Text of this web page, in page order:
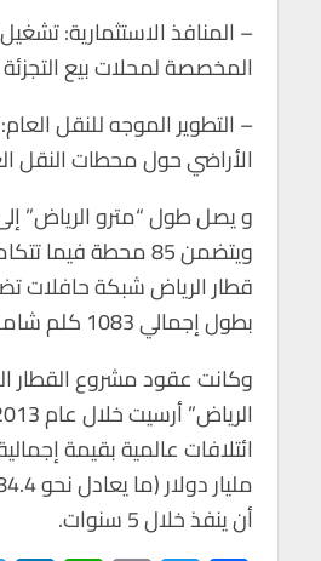
– المنافذ الاستثمارية:
المخصصة لمحلات بيع
– التطوير الموجه للنقل
الأراضي حول محطات النقل
ويتضمن 85 محطة
بطول إجمالي 1083 كلم شاملة 776 محطة.
وكانت عقود مشروع القطار
أن ينفذ خلال 5 سنوات.